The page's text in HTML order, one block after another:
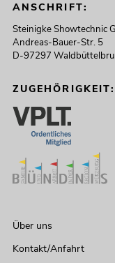
ANSCHRIFT:
Steinigke Showtechnic
Andreas-Bauer-Str. 5
D-97297
ZUGEHÖRIGKEIT:
Über uns
Kontakt/Anfahrt